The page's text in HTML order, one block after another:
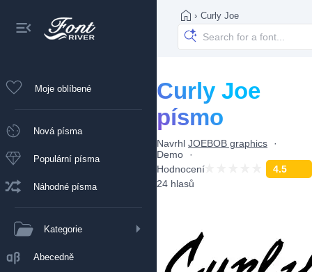
Moje oblíbené
Nová písma
Populární písma
Náhodné písma
Kategorie
Abecedně
› Curly Joe
Curly Joe
písmo
Navrhl JOEBOB graphics
Demo
Hodnocení
4.5
24 hlasů